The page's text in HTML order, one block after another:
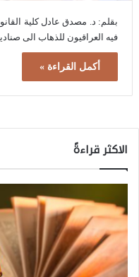
بقلم: د. مصدق عادل كلية
فيه العراقيون للذهاب الى
أكمل القراءة »
الاكثر قراءةً